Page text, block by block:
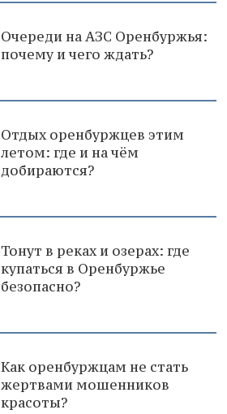
Очереди на АЗС Оренбуржья:
почему и чего ждать?
Отдых оренбуржцев этим
летом: где и на чём
добираются?
Тонут в реках и озерах: где
купаться в Оренбуржье
безопасно?
Как оренбуржцам не стать
жертвами мошенников
красоты?